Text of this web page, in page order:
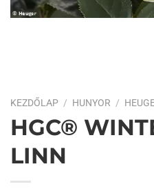
KEZDŐLAP / HUNYOR /
HGC®
LINN